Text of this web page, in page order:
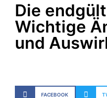
Die
Wichtige
und
FACEBOOK